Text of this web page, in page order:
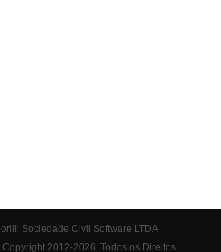
Sociedade Civil Software LTDA
2012-2026. Todos os Direitos